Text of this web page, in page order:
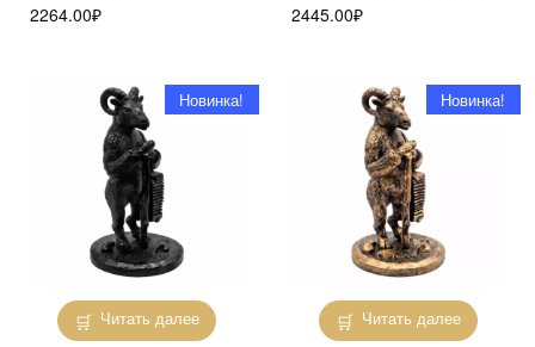
2264.00₽
2445.00₽
Читать далее
Новинка!
Читать далее
Новинка!